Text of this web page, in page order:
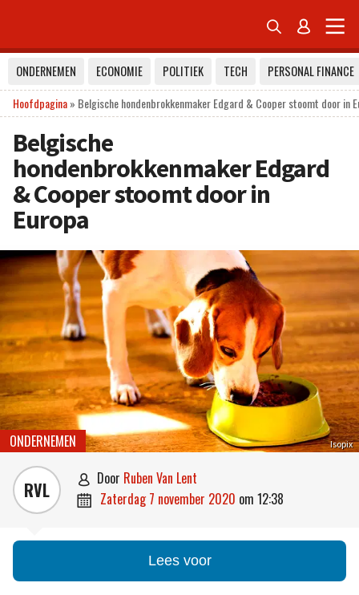
 
ONDERNEMEN ECONOMIE POLITIEK TECH
PERSONAL FINANCE
Hoofdpagina» Belgische hondenbrokkenmaker Edgard & Cooper stoomt door in
Belgische
hondenbrokkenmaker Edgard
& Cooper stoomt door in
Europa
Isopix
ONDERNEMEN
RVL  door Ruben Van Lent
 zaterdag 7 november 2020 om 12:38
Lees voor